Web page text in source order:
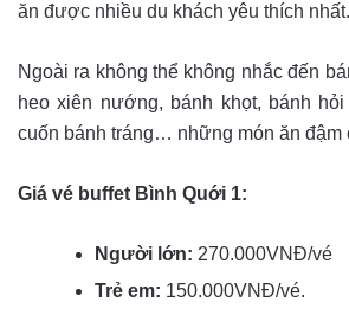
ăn được nhiều du khách yêu thích nhất.
Ngoài ra không thể không nhắc đến
heo xiên nướng, bánh khọt, bánh
cuốn bánh tráng… những món ăn đậm
Giá vé buffet Bình Quới 1:
Người lớn: 270.000VNĐ/vé
Trẻ em: 150.000VNĐ/vé.